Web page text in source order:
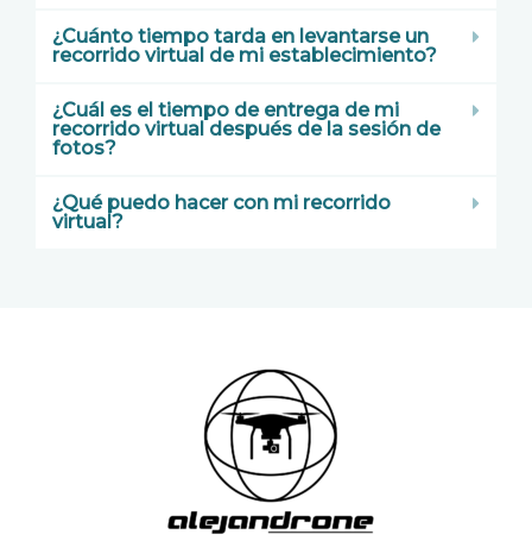
¿Cuánto tiempo tarda en levantarse un
recorrido virtual de mi establecimiento?
¿Cuál es el tiempo de entrega de mi
recorrido virtual después de la sesión de
fotos?
¿Qué puedo hacer con mi recorrido
virtual?